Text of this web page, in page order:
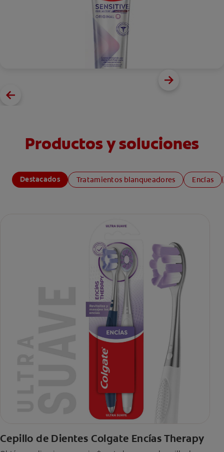
Productos y soluciones
Destacados Tratamientos blanqueadores Encías
Cepillo de Dientes Colgate Encías Therapy